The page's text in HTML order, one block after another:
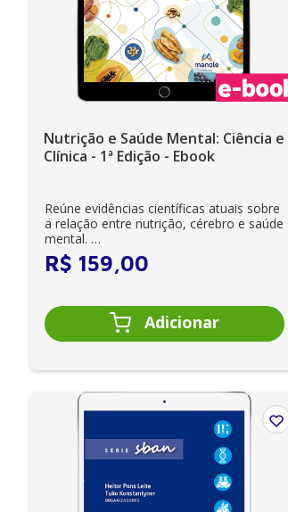
Nutrição e Saúde Mental: Ciência e
Clínica - 1ª Edição - Ebook
Reúne evidências científicas atuais sobre
a relação entre nutrição, cérebro e saúde
mental.
Apresenta aplicações cl...
R$ 159 00